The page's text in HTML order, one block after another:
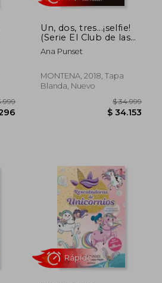
Rápido
Un, dos, tres...¡selfie!
(Serie El Club de las
Zapatillas Rojas 11)
Ana Punset
MONTENA, 2018, Tapa
Blanda, Nuevo